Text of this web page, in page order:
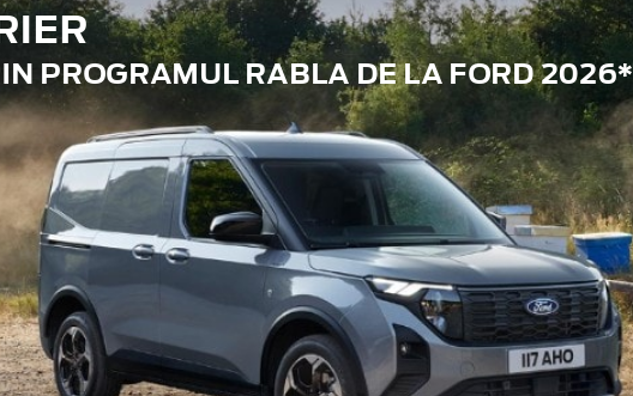
PROGRAMUL RABLA DE LA FORD 2026*